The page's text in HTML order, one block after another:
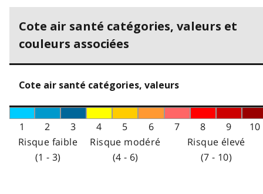
Cote air santé catégories, valeurs et
couleurs associées
Cote air santé catégories, valeurs
1 2 3 4 5 6 7 8 9
10
Risque faible
(1 - 3)
Risque modéré
(4 - 6)
Risque élevé
(7 - 10)